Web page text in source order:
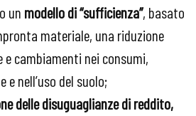
un modello di “sufficienza”, basato
materiale, una riduzione
e cambiamenti nei consumi,
e nell’uso del suolo;
delle disuguaglianze di reddito,